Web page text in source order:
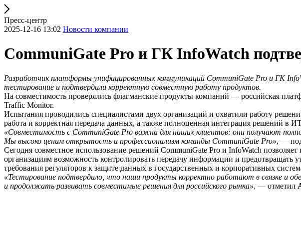
Пресс-центр
2025-12-16 13:02 Новости компании
CommuniGate Pro и ГК InfoWatch
Разработчик платформы унифицированных коммуникаций CommuniGate Pro и ГК
тестирование и подтвердили корректную совместную работу продуктов.
На совместимость проверялись флагманские продукты компаний — российская
Traffic Monitor.
Испытания проводились специалистами двух организаций и охватили работу
работа и корректная передача данных, а также полноценная интеграция решений в
«Совместимость с CommuniGate Pro важна для наших клиентов: они получают
Мы высоко ценим открытость и профессионализм команды CommuniGate Pro», —
Сегодня совместное использование решений CommuniGate Pro и InfoWatch
организациям возможность контролировать передачу информации и
требования регуляторов к защите данных в государственных и корпоративных
«Тестирование подтвердило, что наши продукты корректно работают в связке и
и продолжать развивать совместимые решения для российского рынка», — отметил